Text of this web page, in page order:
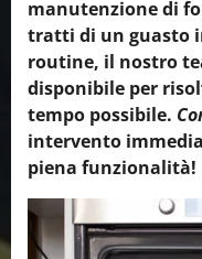
manutenzione di
tratti di un guasto
routine, il nostro
disponibile per
tempo possibile.
intervento
piena funzionalità!